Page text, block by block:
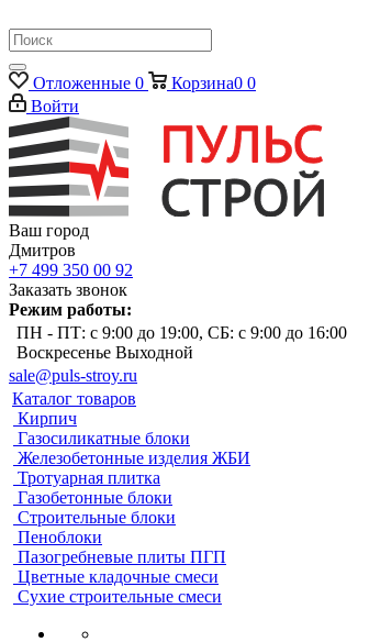
Отложенные 0 Корзина0 0
Войти
Ваш город
Дмитров
+7 499 350 00 92
Заказать звонок
Режим работы:
ПН - ПТ: с 9:00 до 19:00, СБ: с 9:00 до 16:00
Воскресенье Выходной
sale@puls-stroy.ru
Каталог товаров
Кирпич
Газосиликатные блоки
Железобетонные изделия ЖБИ
Тротуарная плитка
Газобетонные блоки
Строительные блоки
Пеноблоки
Пазогребневые плиты ПГП
Цветные кладочные смеси
Сухие строительные смеси